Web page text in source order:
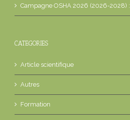
Campagne OSHA 2026 (2026-2028) :
CATEGORIES
Article scientifique
Autres
Formation